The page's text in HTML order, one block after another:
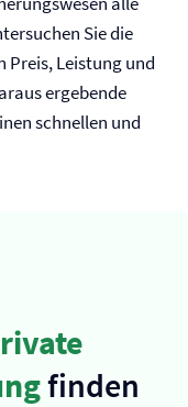
Sie die
Preis, Leistung und
ergebende
schnellen und
finden